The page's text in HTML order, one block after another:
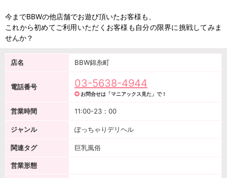
今までBBWの他店舗でお遊び頂いたお客様も、
これから初めてご利用いただくお客様も自分の限界に挑戦してみま
せんか？
店名 BBW錦糸町
電話番号 03-5638-4944
お問合せは「マニアックス見た」で！
営業時間 11:00-23：00
ジャンル ぽっちゃりデリヘル
関連タグ 巨乳風俗
営業形態